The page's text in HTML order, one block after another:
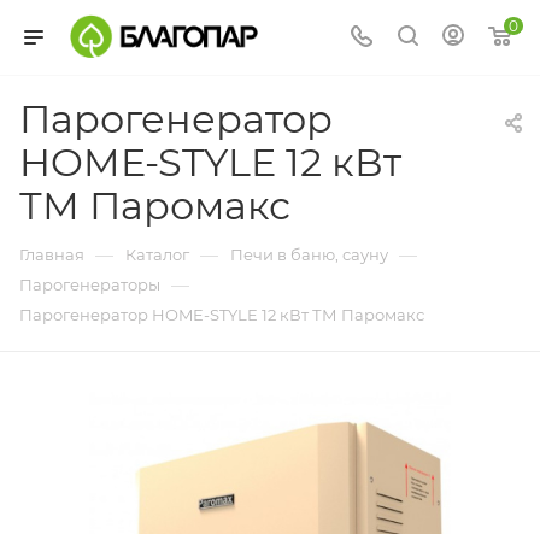
0
Парогенератор
HOME-STYLE 12 кВт
ТМ Паромакс
Главная — Каталог — Печи в баню, сауну —
Парогенераторы —
Парогенератор HOME-STYLE 12 кВт ТМ Паромакс